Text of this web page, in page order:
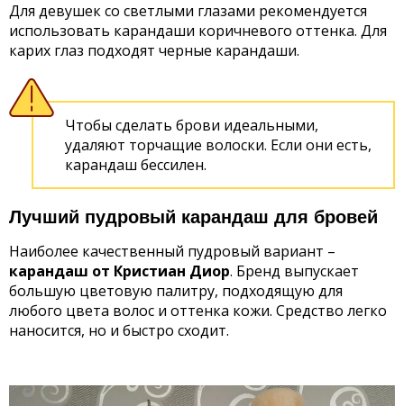
Для девушек со светлыми глазами рекомендуется
использовать карандаши коричневого оттенка. Для
карих глаз подходят черные карандаши.
Чтобы сделать брови идеальными,
удаляют торчащие волоски. Если они есть,
карандаш бессилен.
Лучший пудровый карандаш для бровей
Наиболее качественный пудровый вариант –
карандаш от Кристиан Диор. Бренд выпускает
большую цветовую палитру, подходящую для
любого цвета волос и оттенка кожи. Средство легко
наносится, но и быстро сходит.